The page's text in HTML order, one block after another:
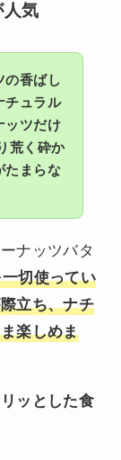
人気
の香ばし
チュラル
ッツだけ
荒く砕か
たまらな
ナッツバタ
切使ってい
立ち、ナチ
楽しめま
ッとした食